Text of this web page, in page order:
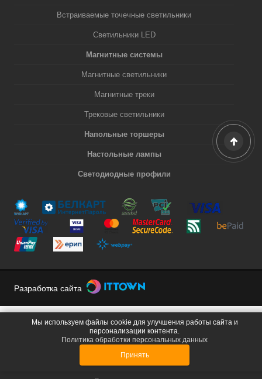
Встраиваемые точечные светильники
Светильники LED
Магнитные системы
Магнитные светильники
Магнитные треки
Трековые светильники
Напольные торшеры
Настольные лампы
Светодиодные профили
Разработка сайта
Мы используем файлы cookie для улучшения работы сайта и
персонализации контента.
Политика обработки персональных данных
Принять